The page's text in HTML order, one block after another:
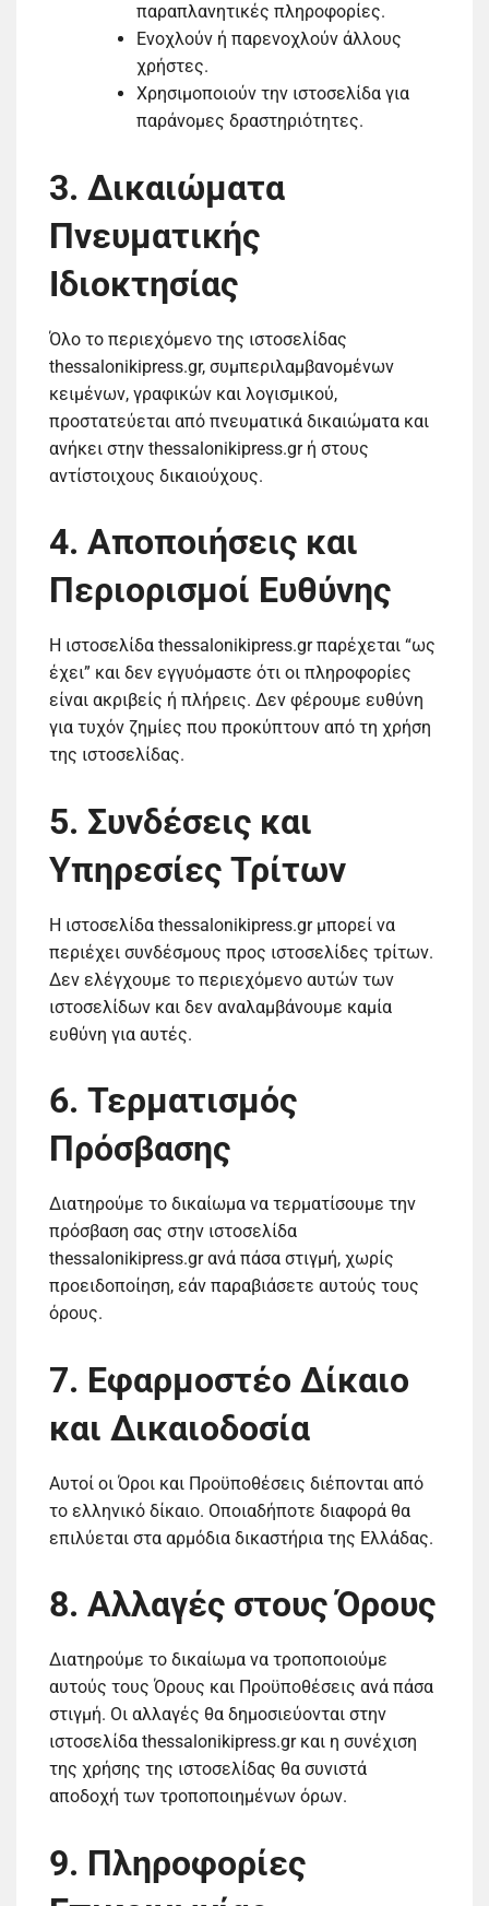
παραπλανητικές πληροφορίες.
Ενοχλούν ή παρενοχλούν άλλους
χρήστες.
Χρησιμοποιούν την ιστοσελίδα για
παράνομες δραστηριότητες.
3. Δικαιώματα
Πνευματικής
Ιδιοκτησίας
Όλο το περιεχόμενο της ιστοσελίδας
thessalonikipress.gr, συμπεριλαμβανομένων
κειμένων, γραφικών και λογισμικού,
προστατεύεται από πνευματικά δικαιώματα και
ανήκει στην thessalonikipress.gr ή στους
αντίστοιχους δικαιούχους.
4. Αποποιήσεις και
Περιορισμοί Ευθύνης
Η ιστοσελίδα thessalonikipress.gr παρέχεται “ως
έχει” και δεν εγγυόμαστε ότι οι πληροφορίες
είναι ακριβείς ή πλήρεις. Δεν φέρουμε ευθύνη
για τυχόν ζημίες που προκύπτουν από τη χρήση
της ιστοσελίδας.
5. Συνδέσεις και
Υπηρεσίες Τρίτων
Η ιστοσελίδα thessalonikipress.gr μπορεί να
περιέχει συνδέσμους προς ιστοσελίδες τρίτων.
Δεν ελέγχουμε το περιεχόμενο αυτών των
ιστοσελίδων και δεν αναλαμβάνουμε καμία
ευθύνη για αυτές.
6. Τερματισμός
Πρόσβασης
Διατηρούμε το δικαίωμα να τερματίσουμε την
πρόσβαση σας στην ιστοσελίδα
thessalonikipress.gr ανά πάσα στιγμή, χωρίς
προειδοποίηση, εάν παραβιάσετε αυτούς τους
όρους.
7. Εφαρμοστέο Δίκαιο
και Δικαιοδοσία
Αυτοί οι Όροι και Προϋποθέσεις διέπονται από
το ελληνικό δίκαιο. Οποιαδήποτε διαφορά θα
επιλύεται στα αρμόδια δικαστήρια της Ελλάδας.
8. Αλλαγές στους Όρους
Διατηρούμε το δικαίωμα να τροποποιούμε
αυτούς τους Όρους και Προϋποθέσεις ανά πάσα
στιγμή. Οι αλλαγές θα δημοσιεύονται στην
ιστοσελίδα thessalonikipress.gr και η συνέχιση
της χρήσης της ιστοσελίδας θα συνιστά
αποδοχή των τροποποιημένων όρων.
9. Πληροφορίες